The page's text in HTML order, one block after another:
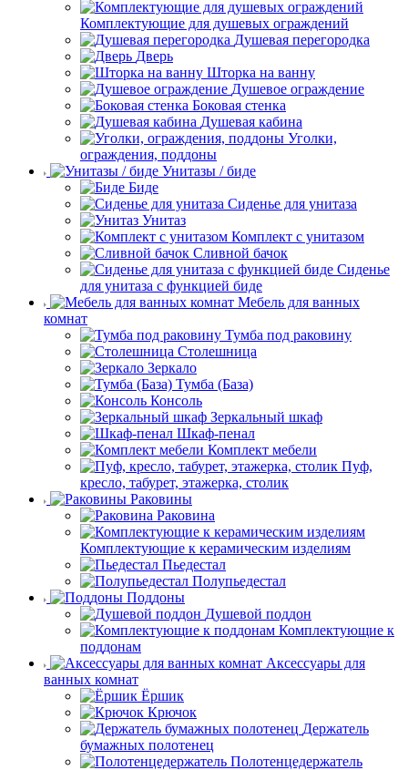
Комплектующие для душевых ограждений
Душевая перегородка
Дверь
Шторка на ванну
Душевое ограждение
Боковая стенка
Душевая кабина
Уголки,
ограждения, поддоны
Унитазы / биде
Биде
Сиденье для унитаза
Унитаз
Комплект с унитазом
Сливной бачок
Сиденье
для унитаза с функцией биде
Мебель для ванных
комнат
Тумба под раковину
Столешница
Зеркало
Тумба (База)
Консоль
Зеркальный шкаф
Шкаф-пенал
Комплект мебели
Пуф,
кресло, табурет, этажерка, столик
Раковины
Раковина
Комплектующие к керамическим изделиям
Пьедестал
Полупьедестал
Поддоны
Душевой поддон
Комплектующие к
поддонам
Аксессуары для
ванных комнат
Ёршик
Крючок
Держатель
бумажных полотенец
Полотенцедержатель